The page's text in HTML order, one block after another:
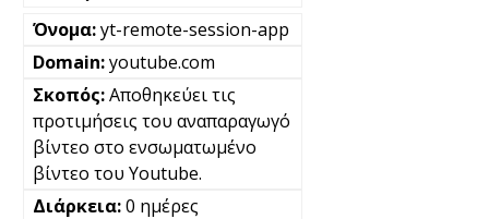
yt-remote-session-app
youtube.com
Αποθηκεύει τις
προτιμήσεις του αναπαραγωγό
βίντεο στο ενσωματωμένο
βίντεο του Youtube.
0 ημέρες